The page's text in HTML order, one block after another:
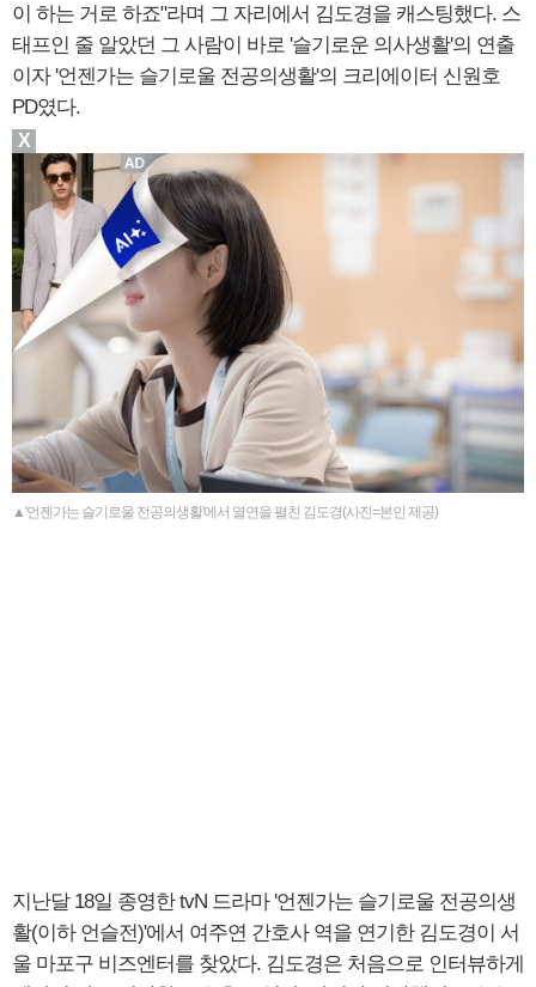
이 하는 거로 하죠"라며 그 자리에서 김도경을 캐스팅했다. 스
태프인 줄 알았던 그 사람이 바로 '슬기로운 의사생활'의 연출
이자 '언젠가는 슬기로울 전공의생활'의 크리에이터 신원호
PD였다.
▲'언젠가는 슬기로울 전공의생활'에서 열연을 펼친 김도경(사진=본인 제공)
지난달 18일 종영한 tvN 드라마 '언젠가는 슬기로울 전공의생
활(이하 언슬전)'에서 여주연 간호사 역을 연기한 김도경이 서
울 마포구 비즈엔터를 찾았다. 김도경은 처음으로 인터뷰하게
X